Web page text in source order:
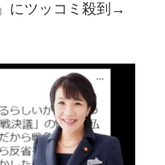
にツッコミ殺到→